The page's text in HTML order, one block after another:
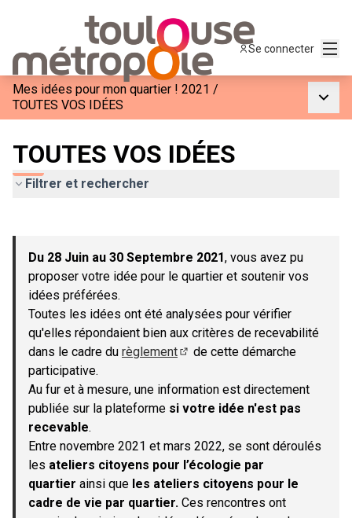
Se connecter
Mes idées pour mon quartier ! 2021 /
TOUTES VOS IDÉES
TOUTES VOS IDÉES
Filtrer et rechercher
−
Du 28 Juin au 30 Septembre 2021, vous avez pu
proposer votre idée pour le quartier et soutenir vos
idées préférées.
Toutes les idées ont été analysées pour vérifier
qu'elles répondaient bien aux critères de recevabilité
dans le cadre du règlement
de cette démarche
participative.
Au fur et à mesure, une information est directement
publiée sur la plateforme si votre idée n'est pas
recevable.
Entre novembre 2021 et mars 2022, se sont déroulés
les ateliers citoyens pour l’écologie par
quartier ainsi que les ateliers citoyens pour le
cadre de vie par quartier. Ces rencontres ont